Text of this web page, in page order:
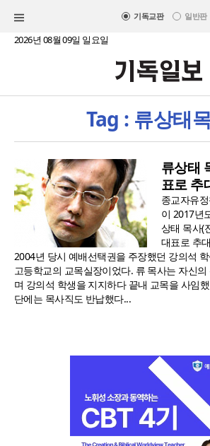
기독교판 일반판
2026년 08월 09일 일요일
Tag : 류상태
류상태
표로 추
종교자유
이 2017년
상태 목사(
대표로 추
2004년 당시 예배선택권을 주장했던 강의석
고등학교의 교목실장이었다. 류 목사는 자신
며 강의석 학생을 지지하다 끝내 교목을 사임
단에는 목사직도 반납했다...